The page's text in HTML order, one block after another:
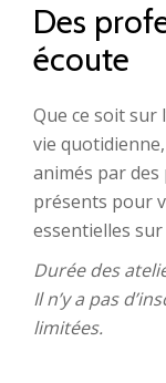
Des
écoute
Que ce soit sur
vie
animés par
présents pour
essentielles
Durée des
Il n’y a pas
limitées.